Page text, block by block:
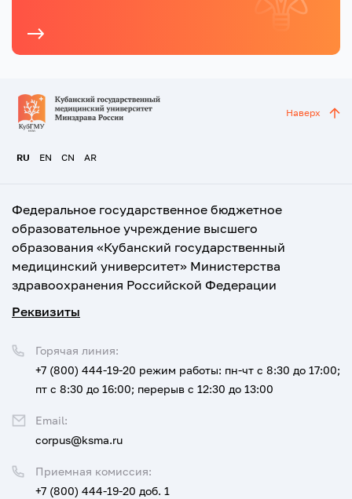
RU EN CN AR
Наверх
Федеральное государственное бюджетное
образовательное учреждение высшего
образования «Кубанский государственный
медицинский университет» Министерства
здравоохранения Российской Федерации
Реквизиты
Приемная комиссия:
+7 (800) 444-19-20 доб. 1
Горячая линия:
+7 (800) 444-19-20 режим работы: пн-чт с 8:30 до 17:00;
пт с 8:30 до 16:00; перерыв с 12:30 до 13:00
Email:
corpus@ksma.ru